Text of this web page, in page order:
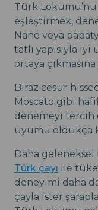
Türk
eşleştirmek,
Nane veya
tatlı yapısıyla
ortaya
Biraz cesur
Moscato gibi
denemeyi tercih
uyumu oldukça
Daha
Türk çayı ile
deneyimi daha
çayla ister